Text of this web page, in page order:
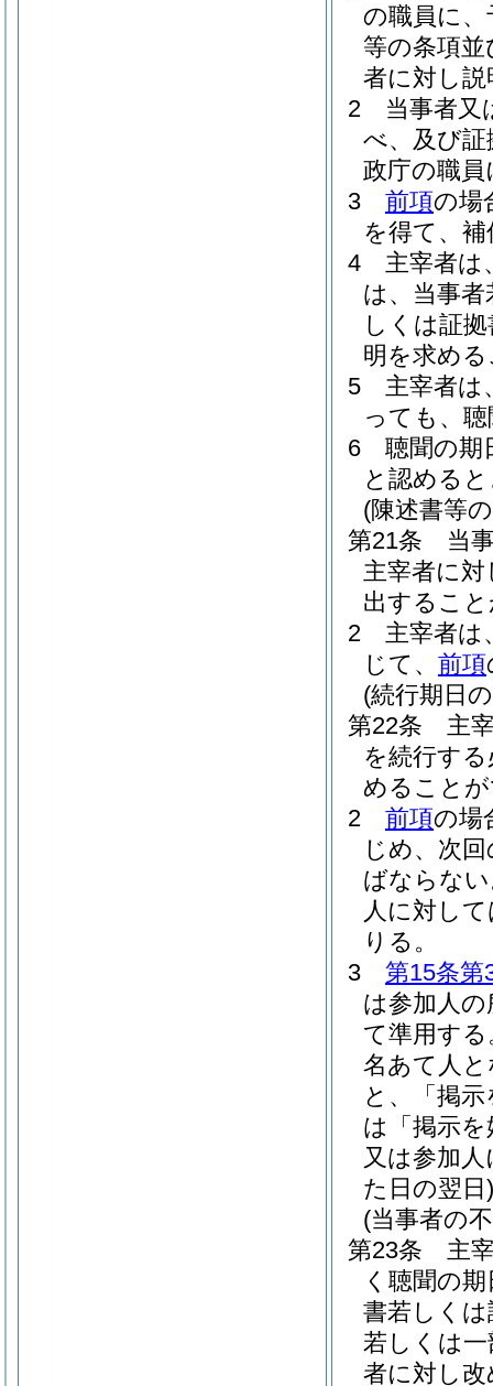
の職員に
等の条項
者に対し
2
当事者又
べ、及び
政庁の職
3
前項の場
を得て、
4
主宰者は
は、当事
しくは証
明を求め
5
主宰者は
っても、
6
聴聞の期
と認める
(陳述書等
第21条
当
主宰者に
出するこ
2
主宰者は
じて、 前項
(続行期日
第22条
主
を続行す
めること
2
前項の場
じめ、次
ばならな
人に対し
りる。
3
第15条第
は参加人
て準用する
名あて人
と、「掲
は「掲示
又は参加
た日の翌日)
(当事者の
第23条
主
く聴聞の
書若しく
若しくは
者に対し